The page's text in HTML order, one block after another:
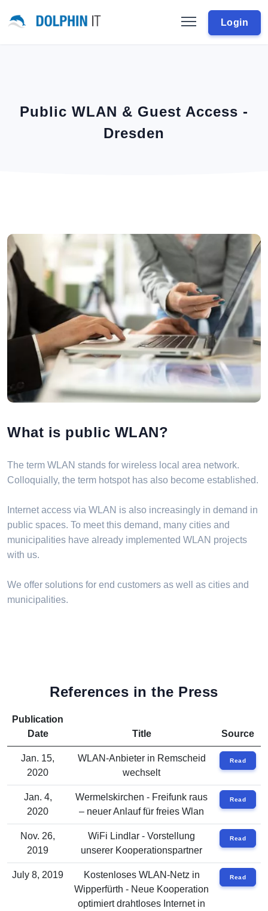
Login
Public WLAN & Guest Access -
Dresden
What is public WLAN?
The term WLAN stands for wireless local area network.
Colloquially, the term hotspot has also become established.
Internet access via WLAN is also increasingly in demand in
public spaces. To meet this demand, many cities and
municipalities have already implemented WLAN projects
with us.
We offer solutions for end customers as well as cities and
municipalities.
References in the Press
Publication
Date
Title Source
Jan. 15,
2020
WLAN-Anbieter in Remscheid
wechselt
Read
Jan. 4,
2020
Wermelskirchen - Freifunk raus
– neuer Anlauf für freies Wlan
Read
Nov. 26,
2019
WiFi Lindlar - Vorstellung
unserer Kooperationspartner
Read
July 8, 2019
Kostenloses WLAN-Netz in
Wipperfürth - Neue Kooperation
optimiert drahtloses Internet in
Read